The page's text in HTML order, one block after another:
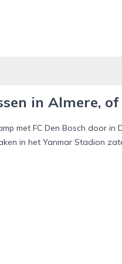
in Almere,
met FC Den Bosch door in
in het Yanmar Stadion